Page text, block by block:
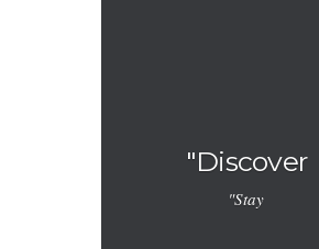
"Discover
"Stay